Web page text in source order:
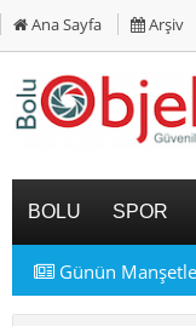
Ana Sayfa Arşiv
BOLU SPOR
Günün